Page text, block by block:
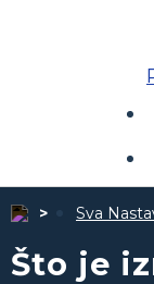
Sva
Što je